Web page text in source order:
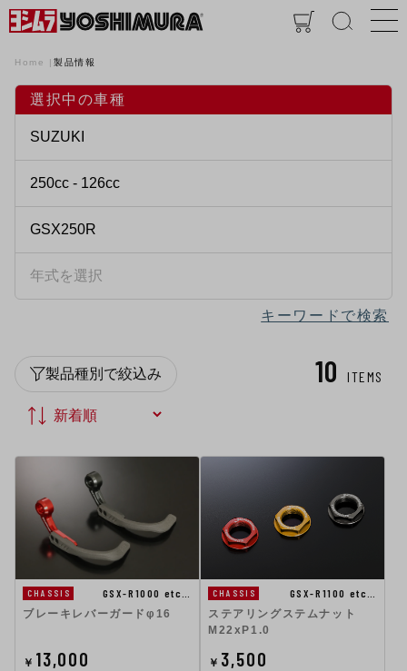
Home 製品情報
選択中の車種
キーワードで検索
10 ITEMS
製品種別で絞込み
CHASSIS
GSX-R1000 etc…
ブレーキレバーガードφ16
￥ 13,000
CHASSIS
GSX-R1100 etc…
ステアリングステムナット
M22xP1.0
￥ 3,500